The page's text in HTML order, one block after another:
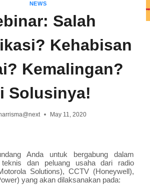
NEWS
Salah
Kehabisan
Kemalingan?
Solusinya!
harrisma@next May 11, 2020
Anda untuk bergabung dalam
teknis dan peluang usaha dari radio
Solutions), CCTV (Honeywell),
yang akan dilaksanakan pada: